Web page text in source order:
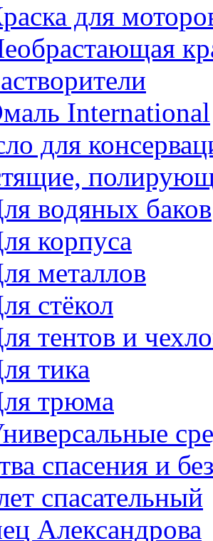
для
International
для
водяных баков
корпуса
металлов
стёкол
тентов и
тика
трюма
спасения и
спасательный
Александрова